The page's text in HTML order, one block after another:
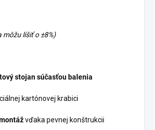
môžu líšiť o ±8%)
stojan súčasťou balenia
kartónovej krabici
vďaka pevnej konštrukcii